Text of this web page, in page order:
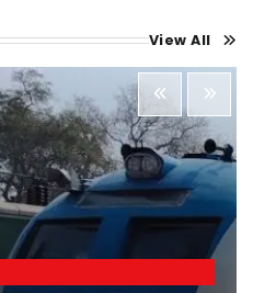
View All